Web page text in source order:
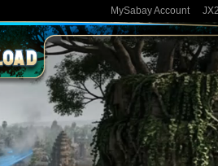
MySabay Account JX2